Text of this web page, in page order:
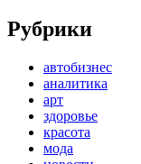
Рубрики
автобизнес
аналитика
арт
здоровье
красота
мода